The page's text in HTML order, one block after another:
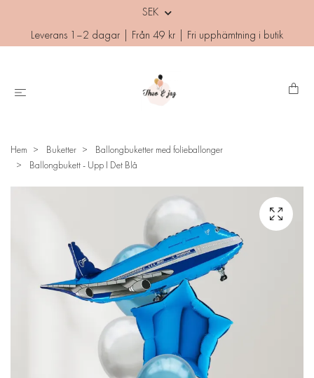
SEK
Leverans 1–2 dagar | Från 49 kr | Fri upphämtning i butik
Hem Buketter
Ballongbuketter med folieballonger
Ballongbukett - Upp I Det Blå